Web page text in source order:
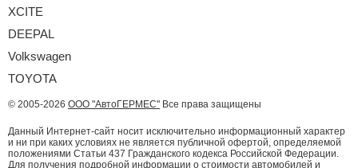
XCITE
DEEPAL
Volkswagen
TOYOTA
© 2005-2026 ООО "АвтоГЕРМЕС" Все права защищены
Данный Интернет-сайт носит исключительно информационный характер
и ни при каких условиях не является публичной офертой, определяемой
положениями Статьи 437 Гражданского кодекса Российской Федерации.
Для получения подробной информации о стоимости автомобилей и